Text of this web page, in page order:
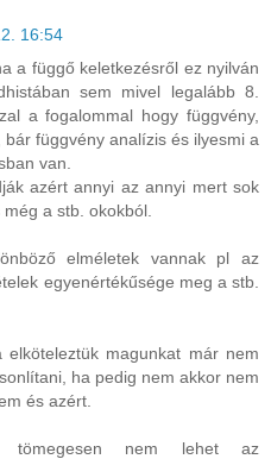
16:54
a függő keletkezésről ez nyilván
sem mivel legalább 8.
a fogalommal hogy függvény,
függvény analízis és ilyesmi a
van.
azért annyi az annyi mert sok
a stb. okokból.
elméletek vannak pl az
egyenértékűsége meg a stb.
magunkat már nem
ha pedig nem akkor nem
és azért.
tömegesen nem lehet az